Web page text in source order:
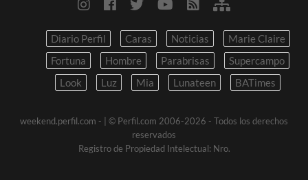
Diario Perfil Caras Noticias
Marie Claire
Fortuna
Hombre Parabrisas
Supercampo
Look
Luz Mia Lunateen BATimes
weekend.perfil.com -
| © Perfil.com 2006-2026 - Todos los derechos
reservados
Registro de Propiedad Intelectual: Nro.